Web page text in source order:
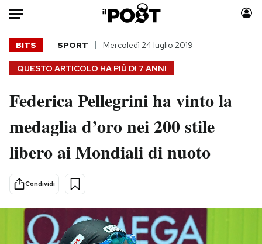
Auto
HOME
Italia
Politica
Tecnologia
Scienza
Economia
Sport
Moda
Consumismi
Storie/Idee
Altrecose
Mondiali calcio 2026
QUESTO ARTICOLO HA PIÙ DI 7 ANNI
BITS SPORT Mercoledì 24 luglio 2019
Federica Pellegrini ha vinto la
medaglia d’oro nei 200 stile
libero ai Mondiali di nuoto
Condividi